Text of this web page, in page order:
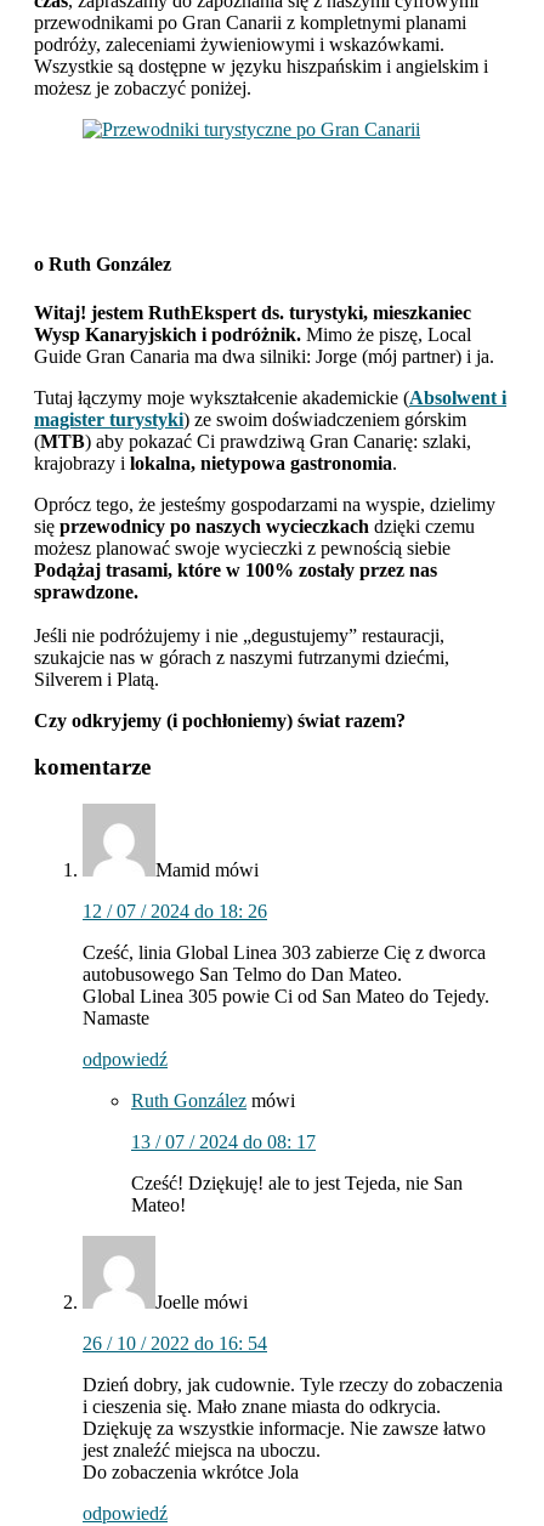
przewodnikami po Gran Canarii z kompletnymi planami
podróży, zaleceniami żywieniowymi i wskazówkami.
Wszystkie są dostępne w języku hiszpańskim i angielskim i
możesz je zobaczyć poniżej.
o Ruth González
Witaj! jestem RuthEkspert ds. turystyki, mieszkaniec
Wysp Kanaryjskich i podróżnik. Mimo że piszę, Local
Guide Gran Canaria ma dwa silniki: Jorge (mój partner) i ja.
Tutaj łączymy moje wykształcenie akademickie (Absolwent i
magister turystyki) ze swoim doświadczeniem górskim
(MTB) aby pokazać Ci prawdziwą Gran Canarię: szlaki,
krajobrazy i lokalna, nietypowa gastronomia.
Oprócz tego, że jesteśmy gospodarzami na wyspie, dzielimy
się przewodnicy po naszych wycieczkach dzięki czemu
możesz planować swoje wycieczki z pewnością siebie
Podążaj trasami, które w 100% zostały przez nas
sprawdzone.
Jeśli nie podróżujemy i nie „degustujemy” restauracji,
szukajcie nas w górach z naszymi futrzanymi dziećmi,
Silverem i Platą.
Czy odkryjemy (i pochłoniemy) świat razem?
interakcje
czytelnikami
komentarze
Mamid mówi
12 / 07 / 2024 do 18: 26
Cześć, linia Global Linea 303 zabierze Cię z dworca
autobusowego San Telmo do Dan Mateo.
Global Linea 305 powie Ci od San Mateo do Tejedy.
Namaste
odpowiedź
Ruth González mówi
13 / 07 / 2024 do 08: 17
Cześć! Dziękuję! ale to jest Tejeda, nie San
Mateo!
Joelle mówi
26 / 10 / 2022 do 16: 54
Dzień dobry, jak cudownie. Tyle rzeczy do zobaczenia
i cieszenia się. Mało znane miasta do odkrycia.
Dziękuję za wszystkie informacje. Nie zawsze łatwo
jest znaleźć miejsca na uboczu.
Do zobaczenia wkrótce Jola
odpowiedź